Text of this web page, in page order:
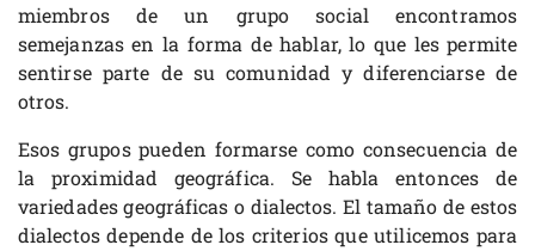
miembros de un grupo social encontramos
semejanzas en la forma de hablar, lo que les permite
sentirse parte de su comunidad y diferenciarse de
otros.
Esos grupos pueden formarse como consecuencia de
la proximidad geográfica. Se habla entonces de
variedades geográficas o dialectos. El tamaño de estos
dialectos depende de los criterios que utilicemos para